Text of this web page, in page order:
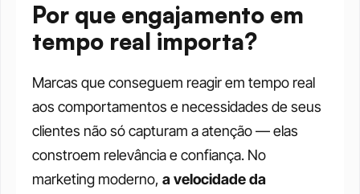
Por que engajamento em
tempo real importa?
Marcas que conseguem reagir em tempo real
aos comportamentos e necessidades de seus
clientes não só capturam a atenção — elas
constroem relevância e confiança. No
marketing moderno, a velocidade da